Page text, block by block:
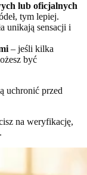
lub oficjalnych
tym lepiej.
unikają sensacji i
– jeśli kilka
być
uchronić przed
na weryfikację,